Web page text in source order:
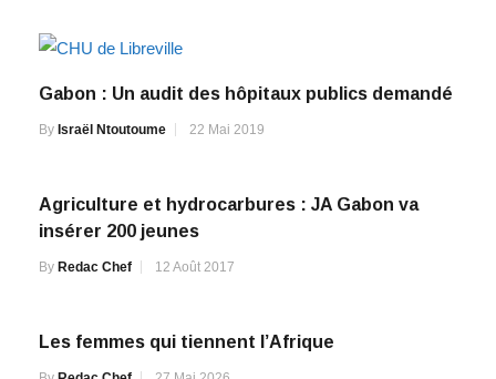
Gabon : Un audit des hôpitaux publics demandé
By Israël Ntoutoume 22 Mai 2019
Agriculture et hydrocarbures : JA Gabon va
insérer 200 jeunes
By Redac Chef 12 Août 2017
Les femmes qui tiennent l’Afrique